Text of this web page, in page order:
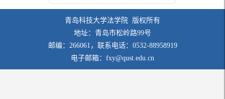
青岛科技大学法学院 版权所有
地址：青岛市松岭路99号
邮编：266061，联系电话：0532-88958919
电子邮箱：fxy@qust.edu.cn